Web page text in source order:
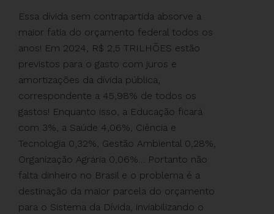
Essa dívida sem contrapartida absorve a
maior fatia do orçamento federal todos os
anos! Em 2024, R$ 2,5 TRILHÕES estão
previstos para o gasto com juros e
amortizações da dívida pública,
correspondente a 45,98% de todos os
gastos! Enquanto isso, a Educação ficará
com 3%, a Saúde 4,06%, Ciência e
Tecnologia 0,32%, Gestão Ambiental 0,28%,
Organização Agrária 0,06%… Portanto não
falta dinheiro no Brasil e o problema é a
destinação da maior parcela do orçamento
para o Sistema da Dívida, inviabilizando o